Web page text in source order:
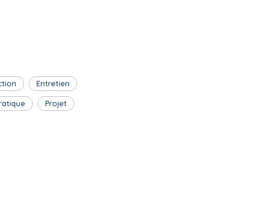
Entretien
Projet